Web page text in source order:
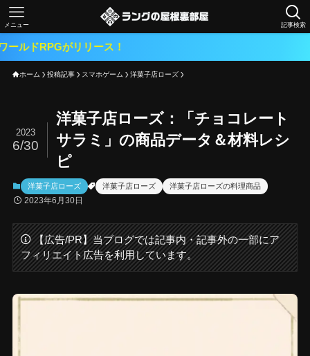
記事検索
メニュー
ホーム 投稿記事 スマホゲーム 洋菓子店ローズ
洋菓子店ローズ：「チョコレート
サラミ」の商品データ＆材料レシ
ピ
2023
6/30
洋菓子店ローズ 洋菓子店ローズ 洋菓子店ローズの料理商品
2023年6月30日
【広告/PR】当ブログでは記事内・記事外の一部にア
フィリエイト広告を利用しています。